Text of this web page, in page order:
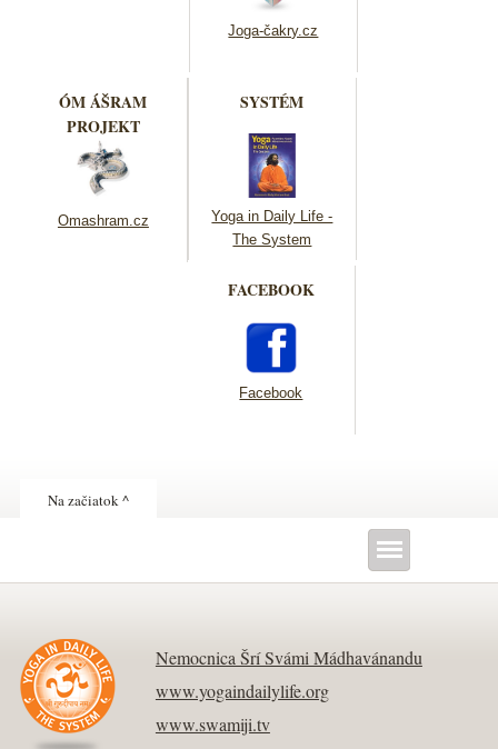
Joga-čakry.cz
ÓM ÁŠRAM
PROJEKT
Omashram.cz
SYSTÉM
Yoga in Daily Life -
The System
FACEBOOK
Facebook
Na začiatok ^
Nemocnica Šrí Svámi Mádhavánandu
www.yogaindailylife.org
www.swamiji.tv